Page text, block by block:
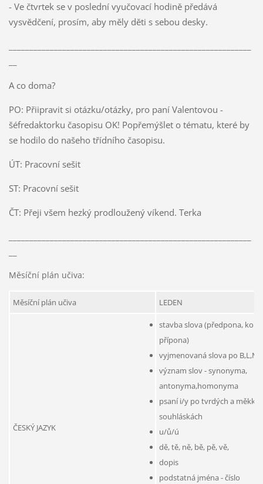
- Ve čtvrtek se v poslední vyučovací hodině předává
vysvědčení, prosím, aby měly děti s sebou desky.
A co doma?
PO: Přiipravit si otázku/otázky, pro paní Valentovou -
šéfredaktorku časopisu OK! Popřemýšlet o tématu, které by
se hodilo do našeho třídního časopisu.
ÚT: Pracovní sešit
ST: Pracovní sešit
ČT: Přeji všem hezký prodloužený víkend. Terka
Měsíční plán učiva:
Měsíční plán učiva LEDEN
ČESKÝ JAZYK
stavba slova (předpona,
přípona)
vyjmenovaná slova po
význam slov - synonyma,
antonyma,homonyma
psaní i/y po tvrdých a
souhláskách
u/ů/ú
dě, tě, ně, bě, pě, vě,
dopis
podstatná jména - číslo